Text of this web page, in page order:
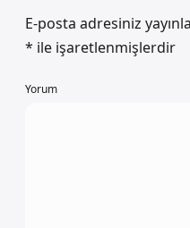
E-posta adresiniz
* ile işaretlenmişlerdir
Yorum